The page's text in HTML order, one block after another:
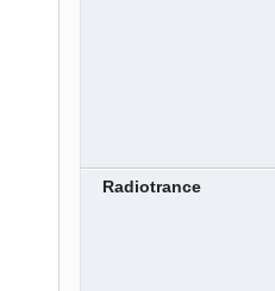
Radiotrance